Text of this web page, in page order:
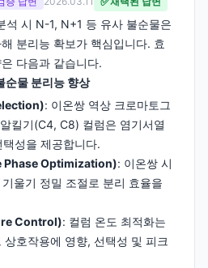
석 시 N-1, N+1 등 유사 불순물은
분리능 확보가 핵심입니다. 효
다음과 같습니다.
순물 분리능 향상
: 이온쌍 역상 크로마토그
킬기(C4, C8) 컬럼은 염기서열
성을 제공합니다.
Phase Optimization): 이온쌍 시
울기 정밀 조절로 분리 효율을
Control): 컬럼 온도 최적화는
호작용에 영향, 선택성 및 피크